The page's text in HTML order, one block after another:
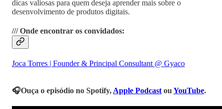
dicas valiosas para quem deseja aprender mais sobre o
desenvolvimento de produtos digitais.
/// Onde encontrar os convidados:
Joca Torres | Founder & Principal Consultant @ Gyaco
🎧Ouça o episódio no Spotify, Apple Podcast ou YouTube.